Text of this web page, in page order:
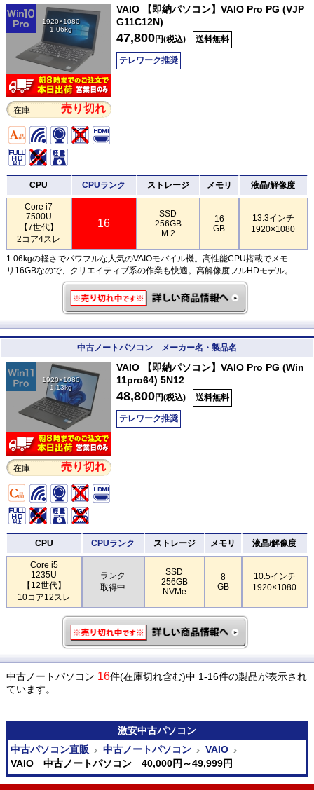
1920×1080
1.06kg
在庫 売り切れ
VAIO 【即納パソコン】VAIO Pro PG (VJP
G11C12N)
47,800円(税込) 送料無料
テレワーク推奨
CPU CPUランク ストレージ メモリ 液晶/解像度
Core i7
7500U
【7世代】
2コア4スレ
16
SSD
256GB
M.2
16
GB
13.3インチ
1920×1080
1.06kgの軽さでパワフルな人気のVAIOモバイル機。高性能CPU搭載でメモ
リ16GBなので、クリエイティブ系の作業も快適。高解像度フルHDモデル。
中古ノートパソコン メーカー名・製品名
1920×1080
1.13kg
在庫 売り切れ
VAIO 【即納パソコン】VAIO Pro PG (Win
11pro64) 5N12
48,800円(税込) 送料無料
テレワーク推奨
CPU CPUランク ストレージ メモリ 液晶/解像度
Core i5
1235U
【12世代】
10コア12スレ
ランク
取得中
SSD
256GB
NVMe
8
GB
10.5インチ
1920×1080
中古ノートパソコン 16件(在庫切れ含む)中 1-16件の製品が表示され
ています。
激安中古パソコン
中古パソコン直販
中古ノートパソコン
VAIO
VAIO 中古ノートパソコン 40,000円～49,999円